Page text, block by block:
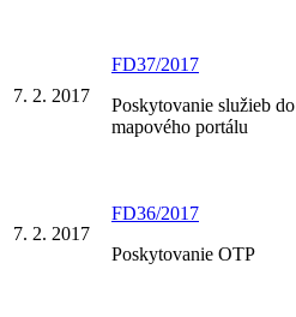
7. 2. 2017
FD37/2017
Poskytovanie služieb do
mapového portálu
7. 2. 2017
FD36/2017
Poskytovanie OTP